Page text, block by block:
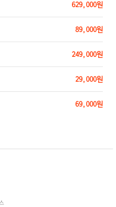
629,000원
89,000원
249,000원
29,000원
69,000원